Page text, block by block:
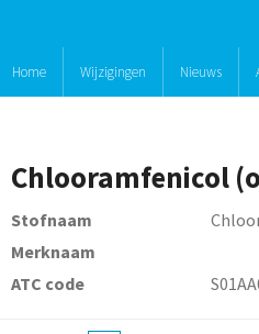
Home Wijzigingen Nieuws
Chlooramfenicol
Stofnaam
Merknaam
ATC code